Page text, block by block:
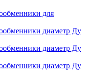
для
диаметр Ду
диаметр Ду
диаметр Ду